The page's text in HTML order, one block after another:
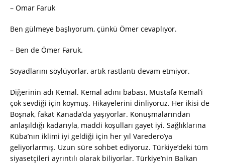
– Omar Faruk
Ben gülmeye başlıyorum, çünkü Ömer cevaplıyor.
– Ben de Ömer Faruk.
Soyadlarını söylüyorlar, artık rastlantı devam etmiyor.
Diğerinin adı Kemal. Kemal adını babası, Mustafa Kemal’i
çok sevdiği için koymuş. Hikayelerini dinliyoruz. Her ikisi de
Boşnak, fakat Kanada’da yaşıyorlar. Konuşmalarından
anlaşıldığı kadarıyla, maddi koşulları gayet iyi. Sağlıklarına
Küba’nın iklimi iyi geldiği için her yıl Varedero’ya
geliyorlarmış. Uzun süre sohbet ediyoruz. Türkiye’deki tüm
siyasetçileri ayrıntılı olarak biliyorlar. Türkiye’nin Balkan